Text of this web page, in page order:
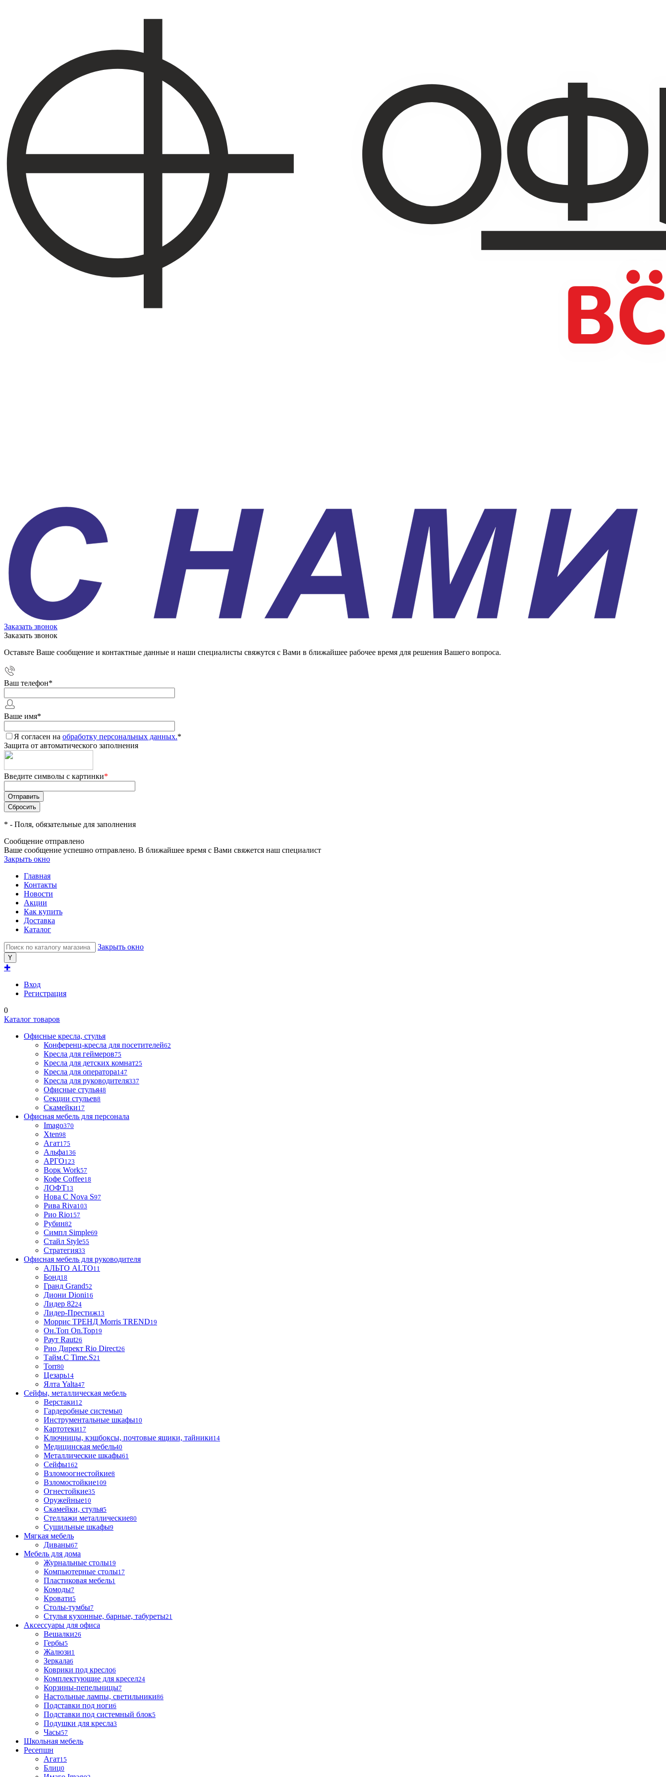
Заказать звонок
Заказать звонок
Оставьте Ваше сообщение и контактные данные и наши специалисты свяжутся с Вами в ближайшее рабочее время для решения Вашего вопроса.
Ваш телефон*
Ваше имя*
Я согласен на обработку персональных данных.*
Защита от автоматического заполнения
Введите символы с картинки*
* - Поля, обязательные для заполнения
Сообщение отправлено
Ваше сообщение успешно отправлено. В ближайшее время с Вами свяжется наш специалист
Закрыть окно
Главная
Контакты
Новости
Акции
Как купить
Доставка
Каталог
Закрыть окно
✚
Вход
Регистрация
0
Каталог товаров
Офисные кресла, стулья
Конференц-кресла для посетителей62
Кресла для геймеров75
Кресла для детских комнат25
Кресла для оператора147
Кресла для руководителя337
Офисные стулья48
Секции стульев8
Скамейки17
Офисная мебель для персонала
Imago370
Xten98
Агат175
Альфа136
АРГО123
Ворк Work57
Кофе Coffee18
ЛОФТ13
Нова С Nova S97
Рива Riva103
Рио Rio157
Рубин82
Симпл Simple69
Стайл Style55
Стратегия33
Офисная мебель для руководителя
АЛЬТО ALTO11
Бонд18
Гранд Grand52
Диони Dioni16
Лидер 8224
Лидер-Престиж13
Моррис ТРЕНД Morris TREND19
Он.Топ On.Top19
Раут Raut26
Рио Директ Rio Direct26
Тайм.С Time.S21
Torr80
Цезарь14
Ялта Yalta47
Сейфы, металлическая мебель
Верстаки12
Гардеробные системы0
Инструментальные шкафы10
Картотеки17
Ключницы, кэшбоксы, почтовые ящики, тайники14
Медицинская мебель40
Металлические шкафы61
Сейфы162
Взломоогнестойкие8
Взломостойкие109
Огнестойкие35
Оружейные10
Скамейки, стулья5
Стеллажи металлические80
Сушильные шкафы9
Мягкая мебель
Диваны67
Мебель для дома
Журнальные столы19
Компьютерные столы17
Пластиковая мебель1
Комоды7
Кровати5
Столы-тумбы7
Стулья кухонные, барные, табуреты21
Аксессуары для офиса
Вешалки26
Гербы5
Жалюзи1
Зеркала6
Коврики под кресло6
Комплектующие для кресел24
Корзины-пепельницы7
Настольные лампы, светильники86
Подставки под ноги6
Подставки под системный блок5
Подушки для кресла3
Часы57
Школьная мебель
Ресепшн
Агат15
Блиц0